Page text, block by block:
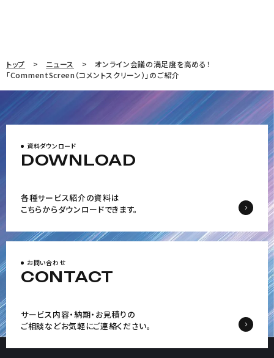
トップ ニュース
オンライン会議の満足度を高める！
「CommentScreen（コメントスクリーン）」のご紹介
資料ダウンロード
DOWNLOAD
各種サービス紹介の資料は
こちらからダウンロードできます。
お問い合わせ
CONTACT
サービス内容・納期・お見積りの
ご相談などお気軽にご連絡ください。